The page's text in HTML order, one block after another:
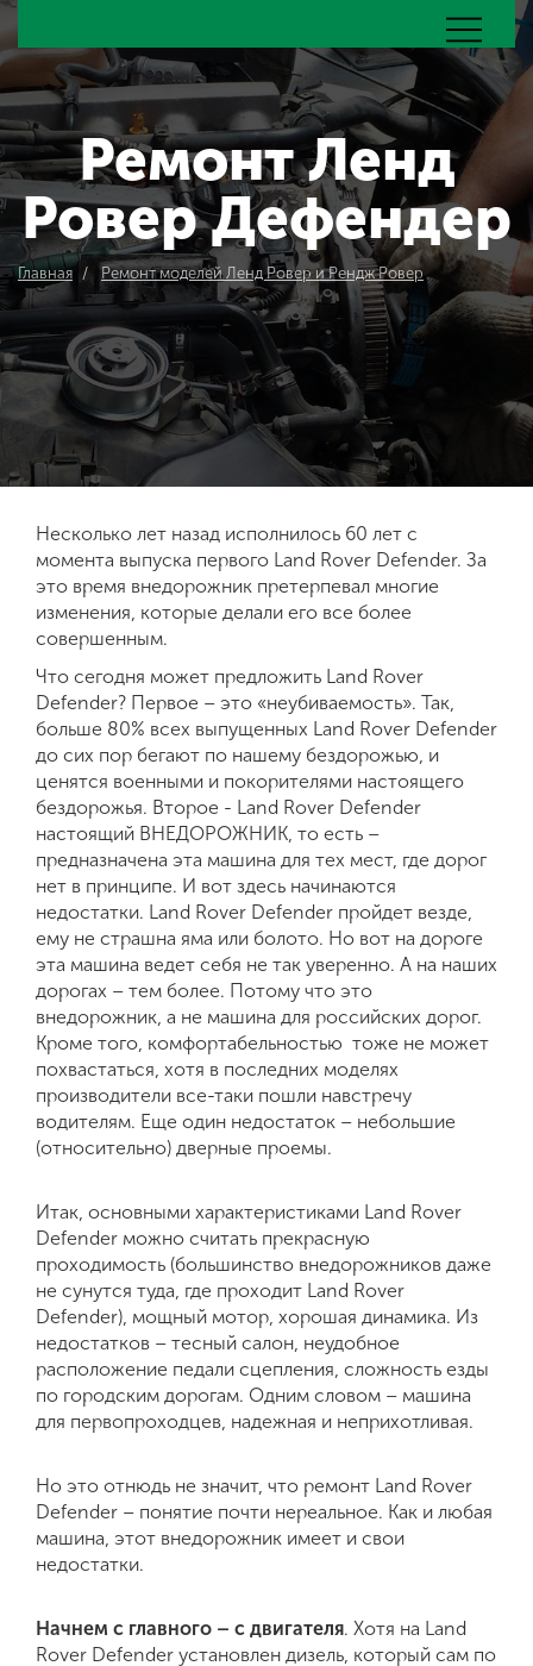
Ремонт Ленд
Ровер Дефендер
Главная Ремонт моделей Ленд Ровер и Рендж Ровер
Несколько лет назад исполнилось 60 лет с
момента выпуска первого Land Rover Defender. За
это время внедорожник претерпевал многие
изменения, которые делали его все более
совершенным.
Что сегодня может предложить Land Rover
Defender? Первое – это «неубиваемость». Так,
больше 80% всех выпущенных Land Rover Defender
до сих пор бегают по нашему бездорожью, и
ценятся военными и покорителями настоящего
бездорожья. Второе - Land Rover Defender
настоящий ВНЕДОРОЖНИК, то есть –
предназначена эта машина для тех мест, где дорог
нет в принципе. И вот здесь начинаются
недостатки. Land Rover Defender пройдет везде,
ему не страшна яма или болото. Но вот на дороге
эта машина ведет себя не так уверенно. А на наших
дорогах – тем более. Потому что это
внедорожник, а не машина для российских дорог.
Кроме того, комфортабельностью тоже не может
похвастаться, хотя в последних моделях
производители все-таки пошли навстречу
водителям. Еще один недостаток – небольшие
(относительно) дверные проемы.
Итак, основными характеристиками Land Rover
Defender можно считать прекрасную
проходимость (большинство внедорожников даже
не сунутся туда, где проходит Land Rover
Defender), мощный мотор, хорошая динамика. Из
недостатков – тесный салон, неудобное
расположение педали сцепления, сложность езды
по городским дорогам. Одним словом – машина
для первопроходцев, надежная и неприхотливая.
Но это отнюдь не значит, что ремонт Land Rover
Defender – понятие почти нереальное. Как и любая
машина, этот внедорожник имеет и свои
недостатки.
Начнем с главного – с двигателя. Хотя на Land
Rover Defender установлен дизель, который сам по